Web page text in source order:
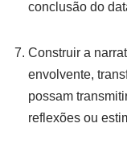
conclusão do
Construir a
envolvente,
possam
reflexões ou